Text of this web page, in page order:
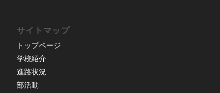
サイトマップ
トップページ
学校紹介
進路状況
部活動